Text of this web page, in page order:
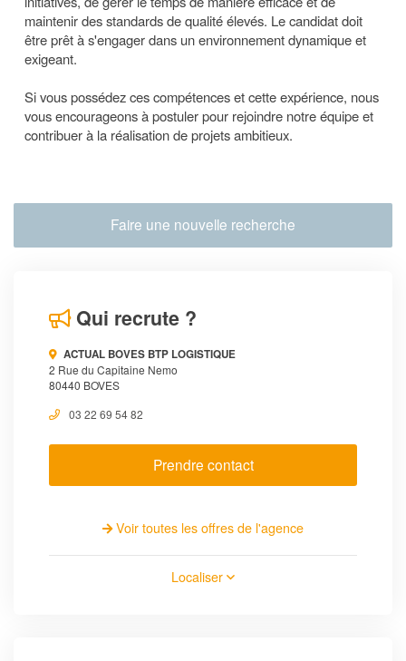
maintenir des standards de qualité élevés. Le candidat doit
être prêt à s'engager dans un environnement dynamique et
exigeant.
Si vous possédez ces compétences et cette expérience, nous
vous encourageons à postuler pour rejoindre notre équipe et
contribuer à la réalisation de projets ambitieux.
Faire une nouvelle recherche
Qui recrute ?
ACTUAL BOVES BTP LOGISTIQUE
2 Rue du Capitaine Nemo
80440 BOVES
03 22 69 54 82
Prendre contact
Voir toutes les offres de l'agence
Localiser